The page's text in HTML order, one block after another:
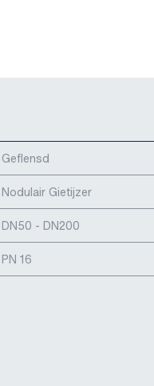
Geflensd
Nodulair Gietijzer
DN50 - DN200
PN 16